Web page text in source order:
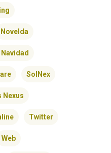
Novelda
SolNex
Nexus
Twitter
Web